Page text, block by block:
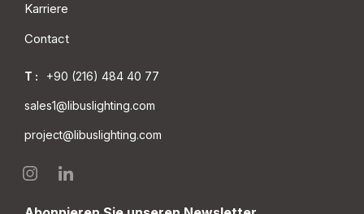
Karriere
Contact
T : +90 (216) 484 40 77
sales1@libuslighting.com
project@libuslighting.com